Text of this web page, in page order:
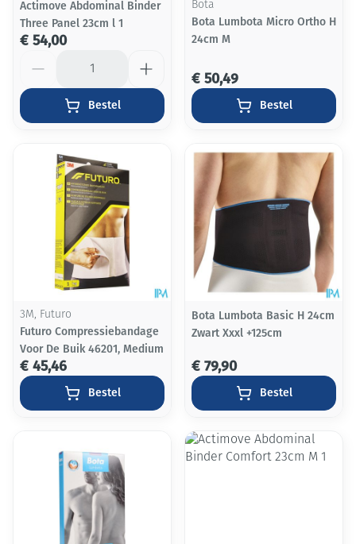
Actimove Abdominal Binder
Three Panel 23cm l 1
€ 54,00
Bestel
Bota
Bota Lumbota Micro Ortho H
24cm M
€ 50,49
Bestel
3M, Futuro
Futuro Compressiebandage
Voor De Buik 46201, Medium
€ 45,46
Bestel
Bota Lumbota Basic H 24cm
Zwart Xxxl +125cm
€ 79,90
Bestel